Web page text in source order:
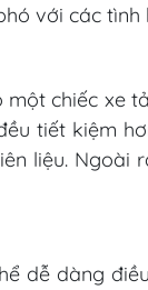
với các
chiếc xe
tiết kiệm
liệu.
dễ dàng